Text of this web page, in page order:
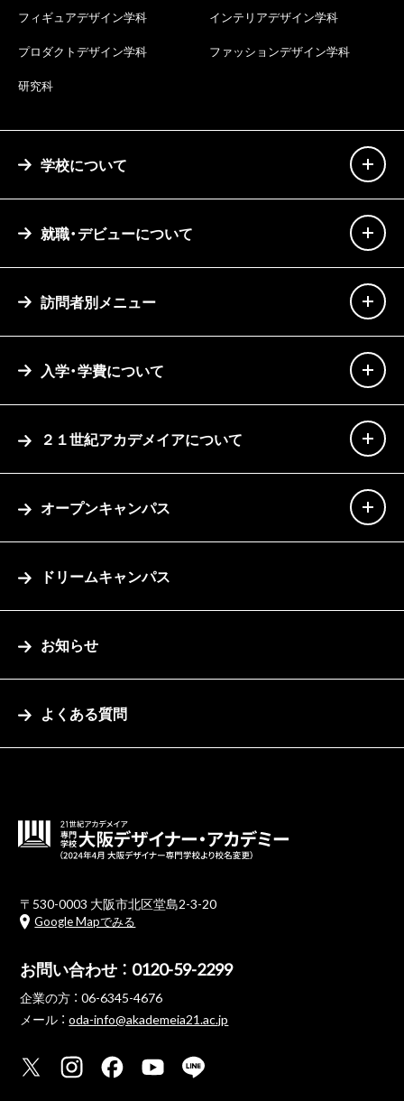
フィギュアデザイン学科
インテリアデザイン学科
プロダクトデザイン学科
ファッションデザイン学科
研究科
学校について
就職・デビューについて
訪問者別メニュー
入学・学費について
２１世紀アカデメイアについて
オープンキャンパス
ドリームキャンパス
お知らせ
よくある質問
〒530-0003 大阪市北区堂島2-3-20
Google Mapでみる
お問い合わせ ： 0120-59-2299
企業の方 ： 06-6345-4676
メール ：oda-info@akademeia21.ac.jp